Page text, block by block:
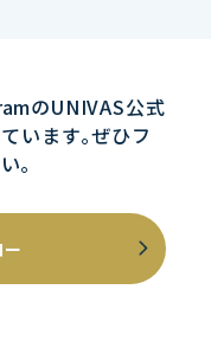
のUNIVAS公式
います｡ぜひフ
｡